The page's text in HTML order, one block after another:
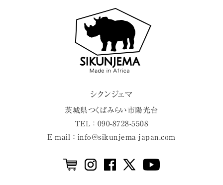
シクンジェマ
茨城県 つくばみらい市 陽光台
TEL ： 090-8728-5508
E-mail ： info@sikunjema-japan.com